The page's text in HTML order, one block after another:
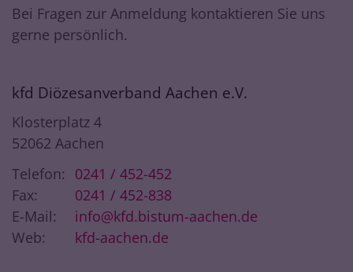
Bei Fragen zur Anmeldung kontaktieren Sie uns
gerne persönlich.
kfd Diözesanverband Aachen e.V.
Klosterplatz 4
52062 Aachen
Telefon:
0241 / 452-452
Fax:
0241 / 452-838
E-Mail:
info@kfd.bistum-aachen.de
Web:
kfd-aachen.de